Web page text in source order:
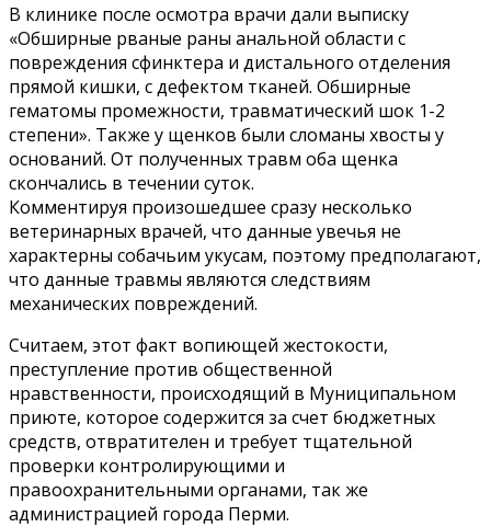
В клинике после осмотра врачи дали выписку
«Обширные рваные раны анальной области с
повреждения сфинктера и дистального отделения
прямой кишки, с дефектом тканей. Обширные
гематомы промежности, травматический шок 1-2
степени». Также у щенков были сломаны хвосты у
оснований. От полученных травм оба щенка
скончались в течении суток.
Комментируя произошедшее сразу несколько
ветеринарных врачей, что данные увечья не
характерны собачьим укусам, поэтому предполагают,
что данные травмы являются следствиям
механических повреждений.
Считаем, этот факт вопиющей жестокости,
преступление против общественной
нравственности, происходящий в Муниципальном
приюте, которое содержится за счет бюджетных
средств, отвратителен и требует тщательной
проверки контролирующими и
правоохранительными органами, так же
администрацией города Перми.